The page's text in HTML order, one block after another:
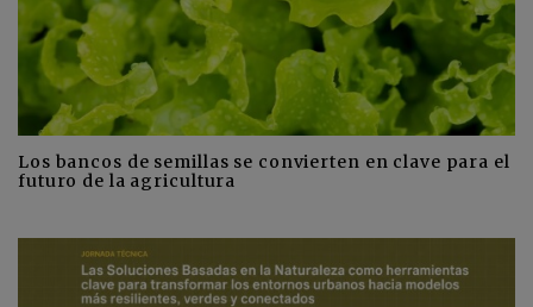
Los bancos de semillas se convierten en clave para el
futuro de la agricultura